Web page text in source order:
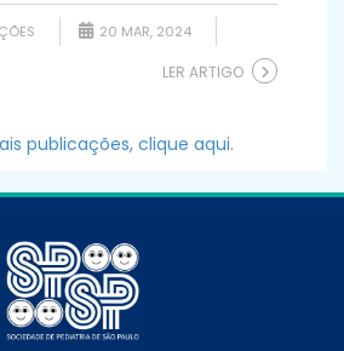
20 MAR, 2024
LER ARTIGO
publicações, clique aqui.